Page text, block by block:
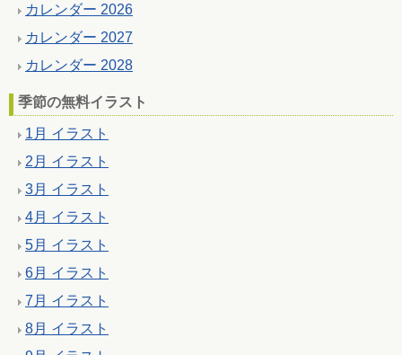
カレンダー 2026
カレンダー 2027
カレンダー 2028
季節の無料イラスト
1月 イラスト
2月 イラスト
3月 イラスト
4月 イラスト
5月 イラスト
6月 イラスト
7月 イラスト
8月 イラスト